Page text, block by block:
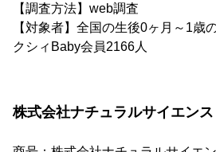
【調査方法】web調査
【対象者】全国の生後0ヶ月～1歳
クシィBaby会員2166人
株式会社ナチュラルサイエン